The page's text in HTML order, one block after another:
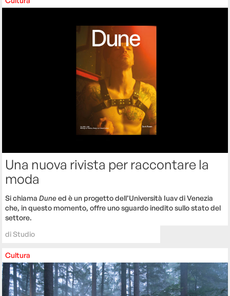
Una nuova rivista per raccontare la
moda
Si chiamaDune ed è un progetto dell’Università Iuav di Venezia
che, in questo momento, offre uno sguardo inedito sullo stato del
settore.
diStudio
Cultura